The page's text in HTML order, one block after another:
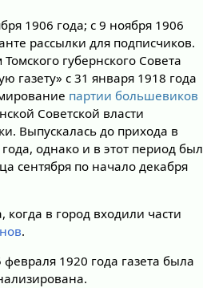
1906 года; с 9 ноября 1906
рассылки для подписчиков.
губернского Совета
газету» с 31 января 1918 года
партии большевиков
Советской власти
Выпускалась до прихода в
однако и в этот период был
сентября по начало декабря
в город входили части
.
1920 года газета была